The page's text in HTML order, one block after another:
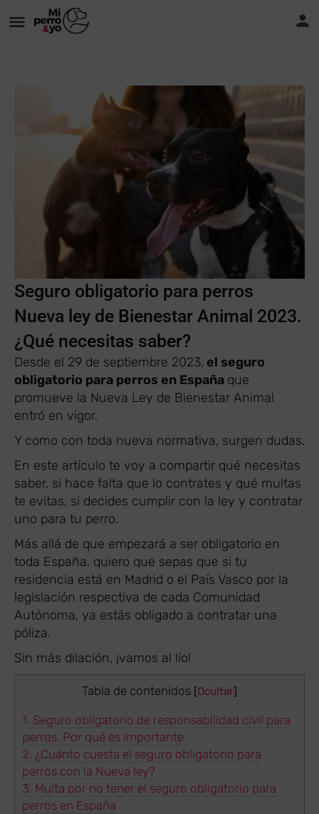
Seguro obligatorio para perros
Nueva ley de Bienestar Animal 2023.
¿Qué necesitas saber?
Desde el 29 de septiembre 2023, el seguro
obligatorio para perros en España que
promueve la Nueva Ley de Bienestar Animal
entró en vigor.
Y como con toda nueva normativa, surgen dudas.
En este artículo te voy a compartir qué necesitas
saber, si hace falta que lo contrates y qué multas
te evitas, si decides cumplir con la ley y contratar
uno para tu perro.
Más allá de que empezará a ser obligatorio en
toda España, quiero que sepas que si tu
residencia está en Madrid o el País Vasco por la
legislación respectiva de cada Comunidad
Autónoma, ya estás obligado a contratar una
póliza.
Sin más dilación, ¡vamos al lío!
Tabla de contenidos [Ocultar]
1. Seguro obligatorio de responsabilidad civil para
perros. Por qué es importante
2. ¿Cuánto cuesta el seguro obligatorio para
perros con la Nueva ley?
3. Multa por no tener el seguro obligatorio para
perros en España